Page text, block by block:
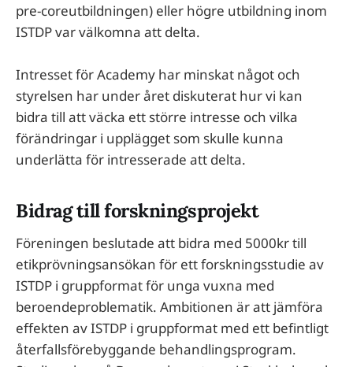
pre-coreutbildningen) eller högre utbildning inom
ISTDP var välkomna att delta.
Intresset för Academy har minskat något och
styrelsen har under året diskuterat hur vi kan
bidra till att väcka ett större intresse och vilka
förändringar i upplägget som skulle kunna
underlätta för intresserade att delta.
Bidrag till forskningsprojekt
Föreningen beslutade att bidra med 5000kr till
etikprövningsansökan för ett forskningsstudie av
ISTDP i gruppformat för unga vuxna med
beroendeproblematik. Ambitionen är att jämföra
effekten av ISTDP i gruppformat med ett befintligt
återfallsförebyggande behandlingsprogram.